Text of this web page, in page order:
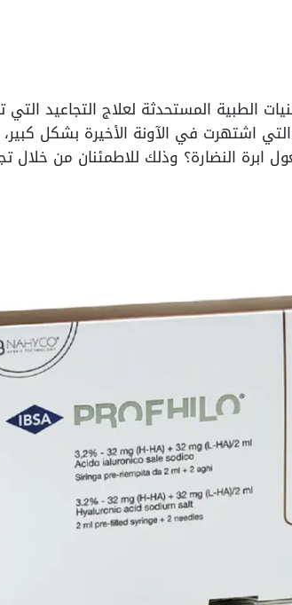
الطبية المستحدثة لعلاج التجاعيد
اشتهرت في الآونة الأخيرة بشكل
النضارة؟ وذلك للاطمئنان من خلال